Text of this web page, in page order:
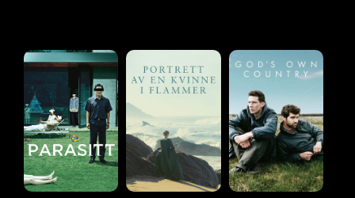
LES MER LES MER LES MER